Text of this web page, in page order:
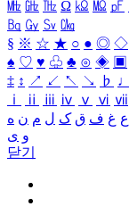
㎒ ㎓ ㎔ Ω ㏀ ㏁ ㎊
㏃ ㏉ ㏜ ㏆
§ ※ ☆ ★ ○ ● ◎ ◇
♠ ♡ ♥ ♧ ♣ ⊙ ◈ ▣
‡ ↕ ↗ ↙ ↖ ↘ ♭ ♩
ⅰ
ⅱ ⅲ ⅳ ⅴ ⅵ ⅶ
ع غ ف ق ک ل م ن ه
و ی
닫기